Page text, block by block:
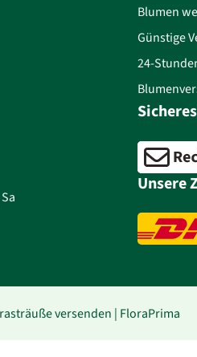
Blumen
Günstige
24-
Unsere
versenden | FloraPrima